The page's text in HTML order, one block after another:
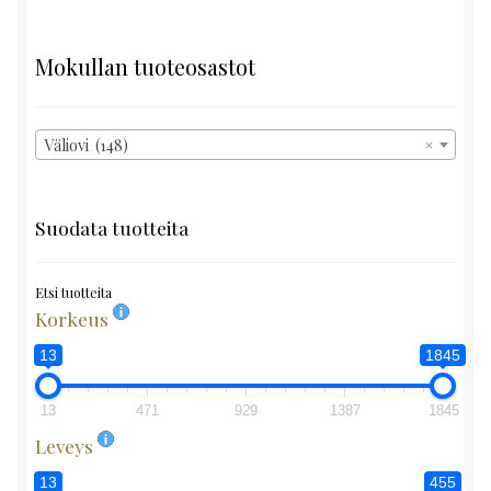
Mokullan tuoteosastot
×
Väliovi (148)
Suodata tuotteita
Etsi tuotteita
Korkeus
13 1845
13 471 929 1387 1845
Leveys
13 455